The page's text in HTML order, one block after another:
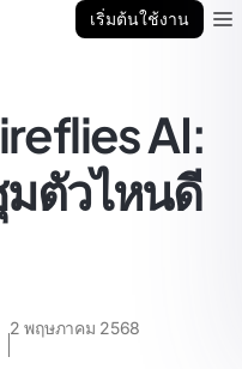
เริ่มต้นใช้งาน
AI:
มตัวไหนดี
2 พฤษภาคม 2568